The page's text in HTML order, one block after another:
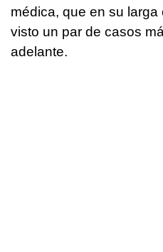
médica, que en su
visto un par de casos
adelante.